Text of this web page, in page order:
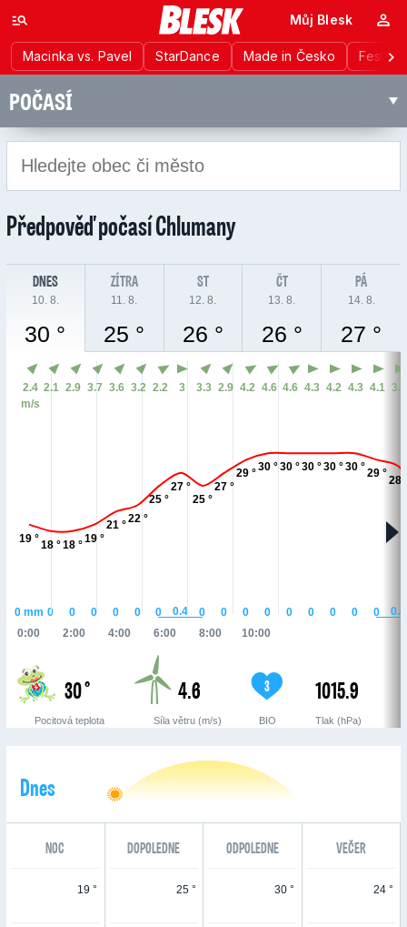
Macinka vs. Pavel StarDance Made in Česko
Můj Blesk
POČASÍ
Předpověď počasíChlumany
DNES
10. 8.
30 °
ZÍTRA
11. 8.
25 °
ST
12. 8.
26 °
ČT
13. 8.
26 °
PÁ
14. 8.
27 °
19 °
18 °18 °
19 °
21 °
22 °
25 °
27 °
25 °
27 °
29 °
30 °30 °30 °30 °30 °
29 °
28
0:00 2:00 4:00 6:00 8:00 10:00
0mm 0 0 0 0 0 0 0.4 0 0 0 0 0 0 0 0 0 0.4
2.4
m/s
2.1 2.9 3.7 3.6 3.2 2.2 3 3.3 2.9 4.2 4.6 4.6 4.3 4.2 4.3 4.1 3.1
30 °
Pocitová teplota
4.6
Síla větru (m/s)
3
BIO
1015.9
Tlak (hPa)
Dnes
NOC DOPOLEDNE ODPOLEDNE VEČER
19 ° 25 ° 30 ° 24 °